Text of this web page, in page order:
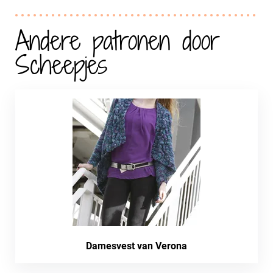
Andere patronen door
Scheepjes
Damesvest van Verona